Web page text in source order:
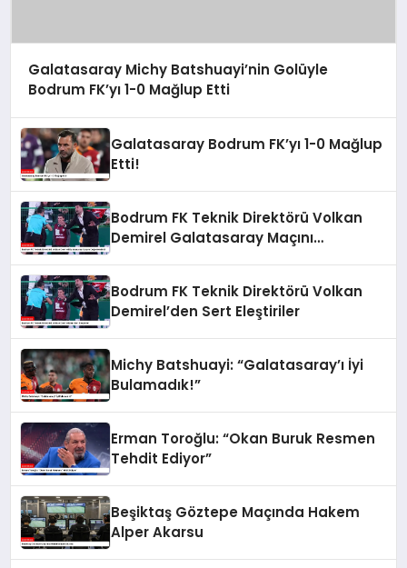
Galatasaray Michy Batshuayi’nin Golüyle
Bodrum FK’yı 1-0 Mağlup Etti
Galatasaray Bodrum FK’yı 1-0 Mağlup
Etti!
Bodrum FK Teknik Direktörü Volkan
Demirel Galatasaray Maçını
Bodrum FK Teknik Direktörü Volkan
Demirel’den Sert Eleştiriler
Michy Batshuayi: “Galatasaray’ı İyi
Bulamadık!”
Erman Toroğlu: “Okan Buruk Resmen
Tehdit Ediyor”
Beşiktaş Göztepe Maçında Hakem
Alper Akarsu